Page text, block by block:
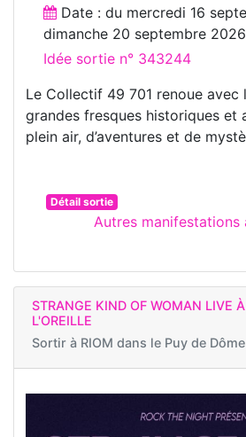
Date : du mercredi 16
dimanche 20 septembre 2026
Idée sortie n° 343244
Le Collectif 49 701 renoue avec
grandes fresques historiques et
plein air, d’aventures et de
Détail sortie
Autres manifestations
STRANGE KIND OF WOMAN LIVE
L'OREILLE
Sortir à RIOM dans le Puy de Dôme